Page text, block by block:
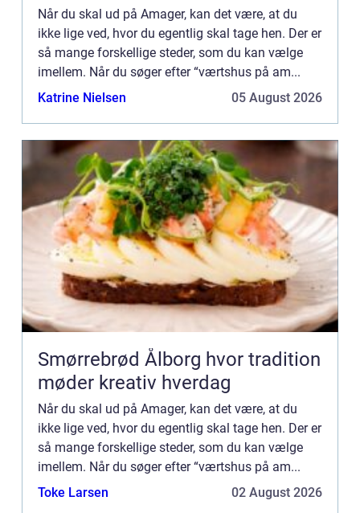
Når du skal ud på Amager, kan det være, at du
ikke lige ved, hvor du egentlig skal tage hen. Der er
så mange forskellige steder, som du kan vælge
imellem. Når du søger efter “værtshus på am...
Katrine Nielsen
05 August 2026
Smørrebrød Ålborg hvor tradition
møder kreativ hverdag
Når du skal ud på Amager, kan det være, at du
ikke lige ved, hvor du egentlig skal tage hen. Der er
så mange forskellige steder, som du kan vælge
imellem. Når du søger efter “værtshus på am...
Toke Larsen
02 August 2026